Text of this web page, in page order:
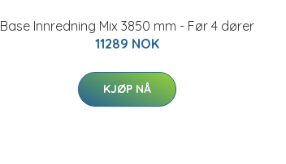
Base Innredning Mix 3850 mm - Før 4 dører
11289 NOK
KJØP NÅ